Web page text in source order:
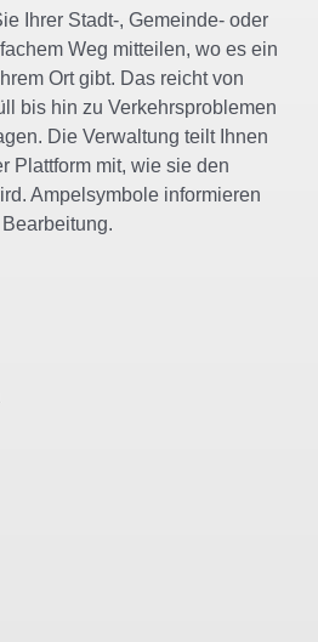
Ihrer Stadt-, Gemeinde- oder
Weg mitteilen, wo es ein
Ort gibt. Das reicht von
bis hin zu Verkehrsproblemen
Die Verwaltung teilt Ihnen
Plattform mit, wie sie den
Ampelsymbole informieren